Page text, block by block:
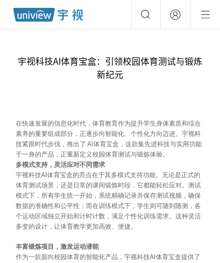
宇视科技AI体育宝盒：引领校园体育测试与锻炼
新纪元
在快速发展的信息化时代，体育教育作为提升学生身体素质和综合
素养的重要组成部分，正逐步向智能化、个性化方向迈进。宇视科
技紧跟时代步伐，推出了 AI体育宝盒，这款集先进科技与实用功能
于一身的产品，正重新定义校园体育测试与锻炼体验。
多模式支持，灵活应对不同需求
宇视科技AI体育宝盒的亮点在于其多模式支持功能。无论是正式的
体育测试场景，还是日常的课间锻炼时段，它都能轻松应对。测试
模式下，所有学生统一开始，系统精确记录并保存测试视频，确保
数据的准确性和公平性；而在训练模式下，学生则可随到随测，各
个运动区域独立开始和计时计数，满足个性化训练需求。这种灵活
多变的设计，让体育教学更加高效、便捷。
丰富锻炼项目，激发运动潜能
作为一款面向校园体育的智能化产品，宇视科技AI体育宝盒提供了